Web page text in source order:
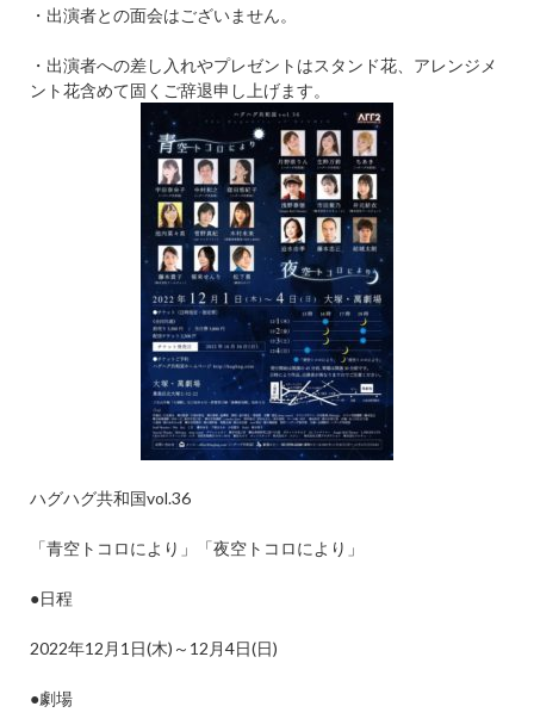
・出演者との面会はございません。
・出演者への差し入れやプレゼントはスタンド花、アレンジメ
ント花含めて固くご辞退申し上げます。
ハグハグ共和国vol.36
「青空トコロにより」「夜空トコロにより」
●日程
2022年12 月 1 日(木) ～ 12 月4日(日)
●劇場